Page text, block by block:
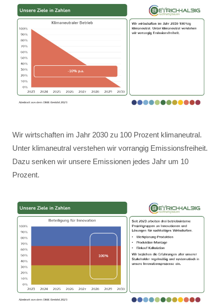
Wir wirtschaften im Jahr 2030 zu 100 Prozent klimaneutral.
Unter klimaneutral verstehen wir vorrangig Emissionsfreiheit.
Dazu senken wir unsere Emissionen jedes Jahr um 10
Prozent.